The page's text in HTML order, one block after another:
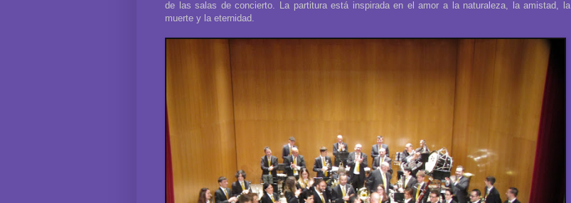
de las salas de concierto. La partitura está inspirada en el amor a la naturaleza, la amistad, la
muerte y la eternidad.